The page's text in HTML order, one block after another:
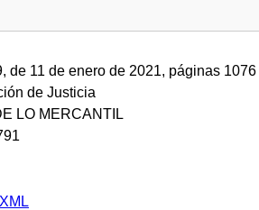
de 11 de enero de 2021, páginas
de Justicia
LO MERCANTIL
XML